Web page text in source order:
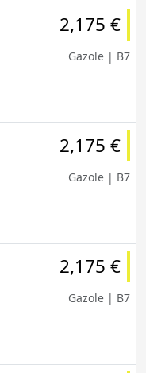
2,175 €
Gazole | B7
2,175 €
Gazole | B7
2,175 €
Gazole | B7